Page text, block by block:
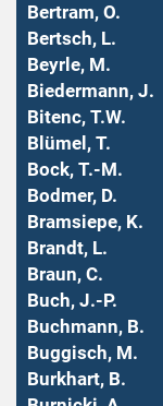
Bertram, O.
Bertsch, L.
Beyrle, M.
Biedermann, J.
Bitenc, T.W.
Blümel, T.
Bock, T.-M.
Bodmer, D.
Bramsiepe, K.
Brandt, L.
Braun, C.
Buch, J.-P.
Buchmann, B.
Buggisch, M.
Burkhart, B.